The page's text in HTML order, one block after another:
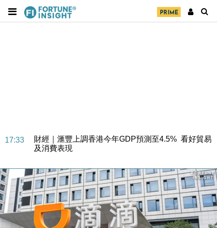
17:33
財經｜滙豐上調香港今年GDP預測至4.5% 看好貿易
及消費表現
損失近6900萬元
16:05
財經｜日經失守6.5萬點後回穩 全周仍升近2%
15:47
財經｜恒隆10月換帥 玩具「反」斗城亞洲CEO蔡德
粦接任